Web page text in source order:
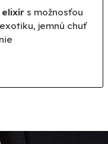
elixírs možnosťou
jemnú chuť